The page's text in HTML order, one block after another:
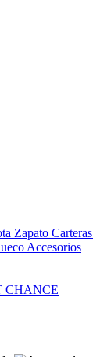
Zapato Carteras
Accesorios
CHANCE